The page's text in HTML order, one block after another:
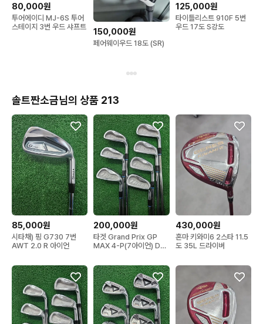
80,000원
투어에이디 MJ-6S 투어
스테이지 3번 우드 샤프트
150,000원
페어웨이우드 18도 (SR)
125,000원
타이틀리스트 910F 5번
우드 17도 S강도
솔트짠소금님의 상품 213
85,000원
시타채) 핑 G730 7번
AWT 2.0 R 아이언
200,000원
타겟 Grand Prix GP
MAX 4-P(7아이언) DG
430,000원
혼마 키와미6 2스타 11.5
도 35L 드라이버